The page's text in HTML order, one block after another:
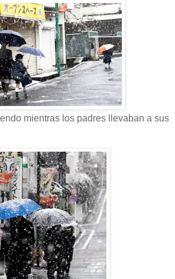
mientras los padres llevaban a sus